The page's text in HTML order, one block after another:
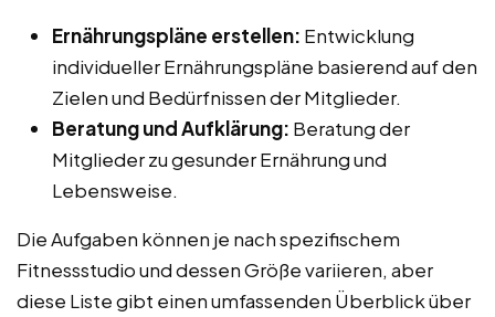
Ernährungspläne erstellen: Entwicklung
individueller Ernährungspläne basierend auf den
Zielen und Bedürfnissen der Mitglieder.
Beratung und Aufklärung: Beratung der
Mitglieder zu gesunder Ernährung und
Lebensweise.
Die Aufgaben können je nach spezifischem
Fitnessstudio und dessen Größe variieren, aber
diese Liste gibt einen umfassenden Überblick über